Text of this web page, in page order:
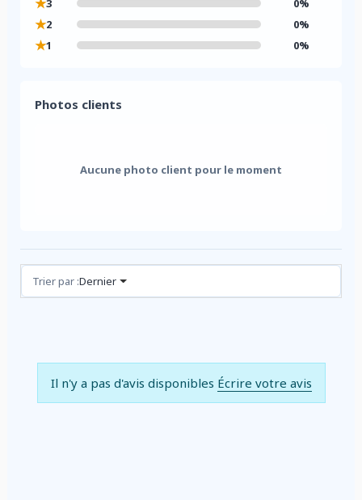
3 0%
★2 0%
★1 0%
Photos clients
Aucune photo client pour le moment
Avis (0)
Trier par :Dernier
Il n'y a pas d'avis disponibles Écrire votre avis